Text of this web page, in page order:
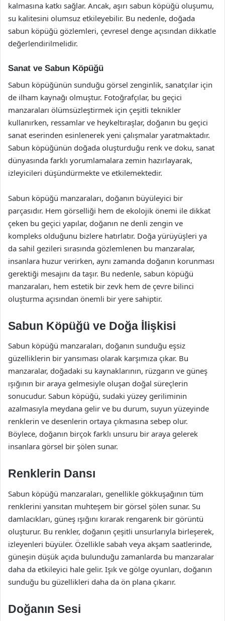
kalmasına katkı sağlar. Ancak, aşırı sabun köpüğü oluşumu,
su kalitesini olumsuz etkileyebilir. Bu nedenle, doğada
sabun köpüğü gözlemleri, çevresel denge açısından dikkatle
değerlendirilmelidir.
Sanat ve Sabun Köpüğü
Sabun köpüğünün sunduğu görsel zenginlik, sanatçılar için
de ilham kaynağı olmuştur. Fotoğrafçılar, bu geçici
manzaraları ölümsüzleştirmek için çeşitli teknikler
kullanırken, ressamlar ve heykeltıraşlar, doğanın bu geçici
sanat eserinden esinlenerek yeni çalışmalar yaratmaktadır.
Sabun köpüğünün doğada oluşturduğu renk ve doku, sanat
dünyasında farklı yorumlamalara zemin hazırlayarak,
izleyicileri düşündürmekte ve etkilemektedir.
Sabun köpüğü manzaraları, doğanın büyüleyici bir
parçasıdır. Hem görselliği hem de ekolojik önemi ile dikkat
çeken bu geçici yapılar, doğanın ne denli zengin ve
kompleks olduğunu bizlere hatırlatır. Doğa yürüyüşleri ya
da sahil gezileri sırasında gözlemlenen bu manzaralar,
insanlara huzur verirken, aynı zamanda doğanın korunması
gerektiği mesajını da taşır. Bu nedenle, sabun köpüğü
manzaraları, hem estetik bir zevk hem de çevre bilinci
oluşturma açısından önemli bir yere sahiptir.
Sabun Köpüğü ve Doğa İlişkisi
Sabun köpüğü manzaraları, doğanın sunduğu eşsiz
güzelliklerin bir yansıması olarak karşımıza çıkar. Bu
manzaralar, doğadaki su kaynaklarının, rüzgarın ve güneş
ışığının bir araya gelmesiyle oluşan doğal süreçlerin
sonucudur. Sabun köpüğü, sudaki yüzey geriliminin
azalmasıyla meydana gelir ve bu durum, suyun yüzeyinde
renklerin ve desenlerin ortaya çıkmasına sebep olur.
Böylece, doğanın birçok farklı unsuru bir araya gelerek
insanlara görsel bir şölen sunar.
Renklerin Dansı
Sabun köpüğü manzaraları, genellikle gökkuşağının tüm
renklerini yansıtan muhteşem bir görsel şölen sunar. Su
damlacıkları, güneş ışığını kırarak rengarenk bir görüntü
oluşturur. Bu renkler, doğanın çeşitli unsurlarıyla birleşerek,
izleyenleri büyüler. Özellikle sabah veya akşam saatlerinde,
güneşin düşük açıda bulunduğu zamanlarda bu manzaralar
daha da etkileyici hale gelir. Işık ve gölge oyunları, doğanın
sunduğu bu güzellikleri daha da ön plana çıkarır.
Doğanın Sesi